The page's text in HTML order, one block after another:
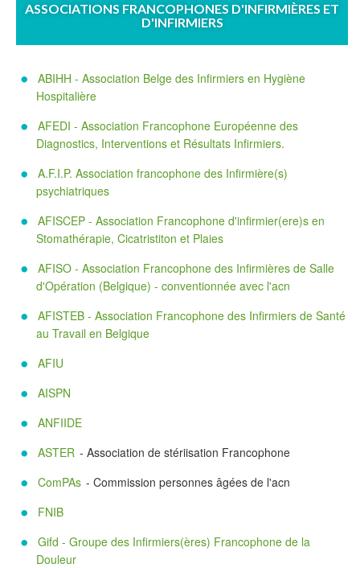
ASSOCIATIONS FRANCOPHONES D'INFIRMIÈRES ET
D'INFIRMIERS
ABIHH - Association Belge des Infirmiers en Hygiène
Hospitalière
AFEDI - Association Francophone Européenne des
Diagnostics, Interventions et Résultats Infirmiers.
A.F.I.P. Association francophone des Infirmière(s)
psychiatriques
AFISCEP - Association Francophone d'infirmier(ere)s en
Stomathérapie, Cicatristiton et Plaies
AFISO - Association Francophone des Infirmières de Salle
d'Opération (Belgique) - conventionnée avec l'acn
AFISTEB - Association Francophone des Infirmiers de Santé
au Travail en Belgique
AFIU
AISPN
ANFIIDE
ASTER - Association de stériisation Francophone
ComPAs - Commission personnes âgées de l'acn
FNIB
Gifd - Groupe des Infirmiers(ères) Francophone de la
Douleur